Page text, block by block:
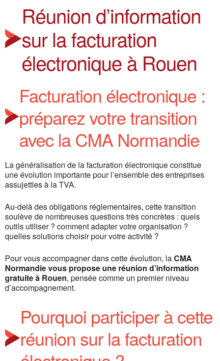
Réunion d’information
sur la facturation
électronique à Rouen
Facturation électronique :
préparez votre transition
avec la CMA Normandie
La généralisation de la facturation électronique constitue
une évolution importante pour l’ensemble des entreprises
assujetties à la TVA.
Au-delà des obligations réglementaires, cette transition
soulève de nombreuses questions très concrètes : quels
outils utiliser ? comment adapter votre organisation ?
quelles solutions choisir pour votre activité ?
Pour vous accompagner dans cette évolution, laCMA
Normandie vous propose une réunion d’information
gratuite à Rouen, pensée comme un premier niveau
d’accompagnement.
Pourquoi participer à cette
réunion sur la facturation